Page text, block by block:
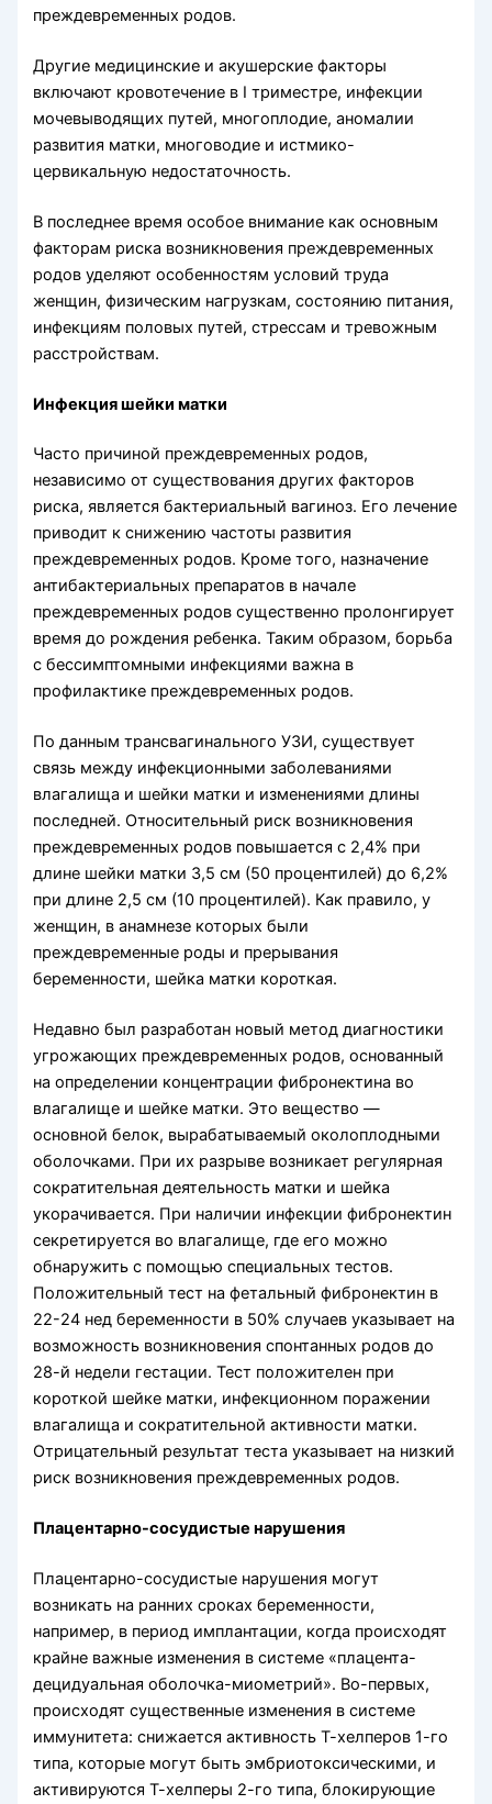
преждевременных родов.
Другие медицинские и акушерские факторы
включают кровотечение в I триместре, инфекции
мочевыводящих путей, многоплодие, аномалии
развития матки, многоводие и истмико-
цервикальную недостаточность.
В последнее время особое внимание как основным
факторам риска возникновения преждевременных
родов уделяют особенностям условий труда
женщин, физическим нагрузкам, состоянию питания,
инфекциям половых путей, стрессам и тревожным
расстройствам.
Инфекция шейки матки
Часто причиной преждевременных родов,
независимо от существования других факторов
риска, является бактериальный вагиноз. Его лечение
приводит к снижению частоты развития
преждевременных родов. Кроме того, назначение
антибактериальных препаратов в начале
преждевременных родов существенно пролонгирует
время до рождения ребенка. Таким образом, борьба
с бессимптомными инфекциями важна в
профилактике преждевременных родов.
По данным трансвагинального УЗИ, существует
связь между инфекционными заболеваниями
влагалища и шейки матки и изменениями длины
последней. Относительный риск возникновения
преждевременных родов повышается с 2,4% при
длине шейки матки 3,5 см (50 процентилей) до 6,2%
при длине 2,5 см (10 процентилей). Как правило, у
женщин, в анамнезе которых были
преждевременные роды и прерывания
беременности, шейка матки короткая.
Недавно был разработан новый метод диагностики
угрожающих преждевременных родов, основанный
на определении концентрации фибронектина во
влагалище и шейке матки. Это вещество —
основной белок, вырабатываемый околоплодными
оболочками. При их разрыве возникает регулярная
сократительная деятельность матки и шейка
укорачивается. При наличии инфекции фибронектин
секретируется во влагалище, где его можно
обнаружить с помощью специальных тестов.
Положительный тест на фетальный фибронектин в
22-24 нед беременности в 50% случаев указывает на
возможность возникновения спонтанных родов до
28-й недели гестации. Тест положителен при
короткой шейке матки, инфекционном поражении
влагалища и сократительной активности матки.
Отрицательный результат теста указывает на низкий
риск возникновения преждевременных родов.
Плацентарно-сосудистые нарушения
Плацентарно-сосудистые нарушения могут
возникать на ранних сроках беременности,
например, в период имплантации, когда происходят
крайне важные изменения в системе «плацента-
децидуальная оболочка-миометрий». Во-первых,
происходят существенные изменения в системе
иммунитета: снижается активность Т-хелперов 1-го
типа, которые могут быть эмбриотоксическими, и
активируются Т-хелперы 2-го типа, блокирующие